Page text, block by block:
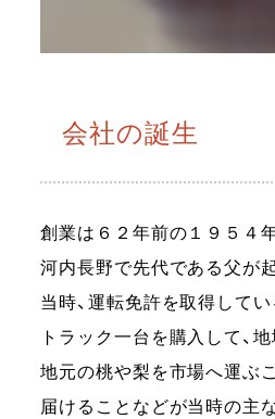
会社の誕生
創業は６２年前の１９５４年
河内長野で先代である父が
当時、運転免許を取得して
トラック一台を購入して、
地元の桃や梨を市場へ運ぶ
届けることなどが当時の主